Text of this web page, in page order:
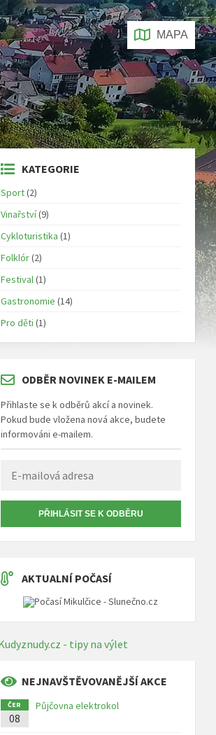
MAPA
KATEGORIE
Sport(2)
Vinařství(9)
Cykloturistika (1)
Folklór(2)
Festival(1)
Gastronomie (14)
Pro děti (1)
ODBĚR NOVINEK E-MAILEM
Přihlaste se k odběrů akcí a novinek.
Pokud bude vložena nová akce, budete
informováni e-mailem.
PŘIHLÁSIT SE K ODBĚRU
AKTUALNÍ POČASÍ
NEJNAVŠTĚVOVANĚJŠÍ AKCE
ČER
08
Půjčovna elektrokol